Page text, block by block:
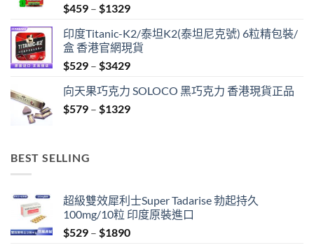
$459 – $1329Price
$459
through
$1329
印度Titanic-K2/泰坦K2(泰坦尼克號) 6粒精包裝/
盒 香港官網現貨
$529 – $3429Price
$529
through
向天果巧克力 SOLOCO 黑巧克力 香港現貨正品
$579 – $1329Price
BEST SELLING
超級雙效犀利士Super Tadarise 勃起持久
100mg/10粒 印度原裝進口
$529 – $1890Price